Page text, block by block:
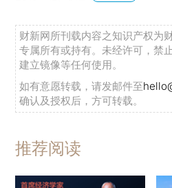
财新网所刊载内容之知识产权为
专属所有或持有。未经许可，禁
建立镜像等任何使用。
如有意愿转载，请发邮件至
确认及授权后，方可转载。
推荐阅读